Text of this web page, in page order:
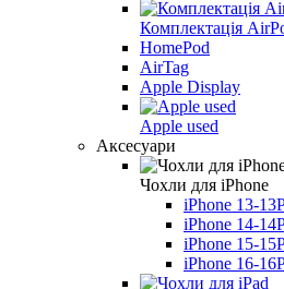
Комплектація
HomePod
AirTag
Apple Display
Apple used
Аксесуари
Чохли для iPhone
iPhone 13-
iPhone 14-
iPhone 15-
iPhone 16-